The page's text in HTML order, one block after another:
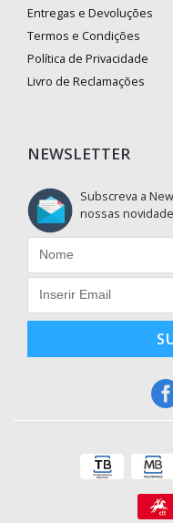
Entregas e Devoluções
Termos e Condições
Política de Privacidade
Livro de Reclamações
NEWSLETTER
Subscreva a
nossas